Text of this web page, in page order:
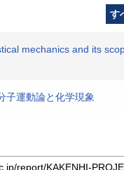
す
mechanics and its
子運動論と化学現象